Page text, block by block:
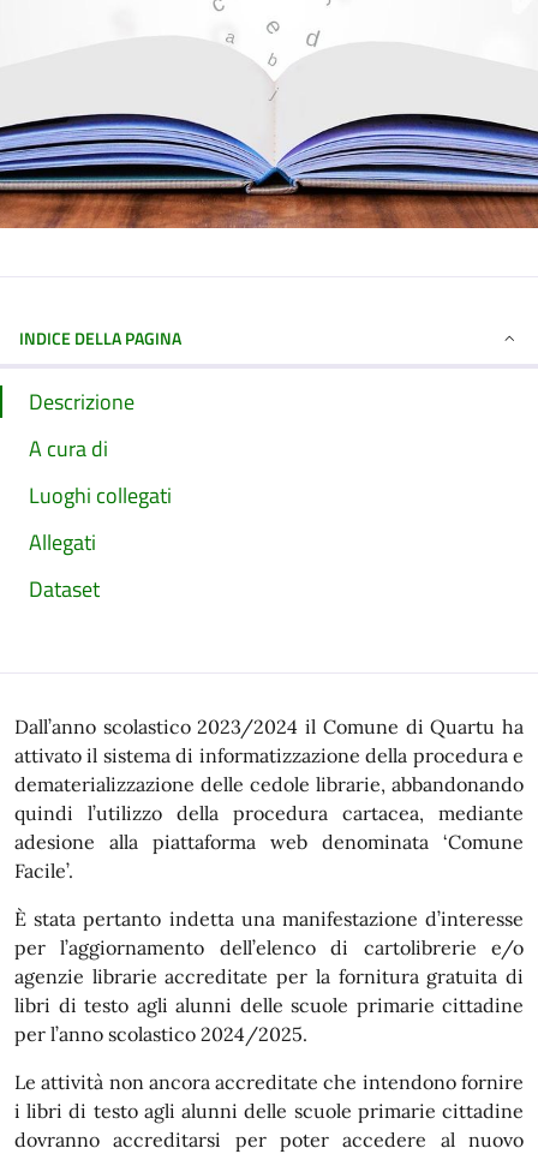
INDICE DELLA PAGINA
Descrizione
A cura di
Luoghi collegati
Allegati
Dataset
Dall’anno scolastico 2023/2024 il Comune di Quartu ha
attivato il sistema di informatizzazione della procedura e
dematerializzazione delle cedole librarie, abbandonando
quindi l’utilizzo della procedura cartacea, mediante
adesione alla piattaforma web denominata ‘Comune
Facile’.
È stata pertanto indetta una manifestazione d’interesse
per l’aggiornamento dell’elenco di cartolibrerie e/o
agenzie librarie accreditate per la fornitura gratuita di
libri di testo agli alunni delle scuole primarie cittadine
per l’anno scolastico 2024/2025.
Le attività non ancora accreditate che intendono fornire
i libri di testo agli alunni delle scuole primarie cittadine
dovranno accreditarsi per poter accedere al nuovo